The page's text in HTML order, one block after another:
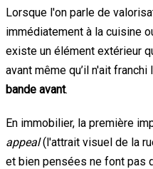
Lorsque l'on parle de
immédiatement à la cuisine
existe un élément extérieur
avant même qu’il n'ait
bande avant.
En immobilier, la première
appeal(l'attrait visuel de la
et bien pensées ne font pas